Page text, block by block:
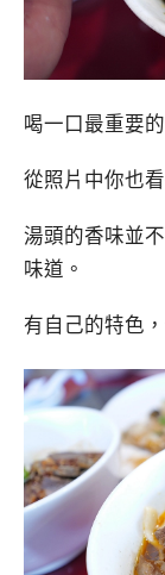
喝一口最重要
從照片中你也
湯頭的香味並
味道。
有自己的特色